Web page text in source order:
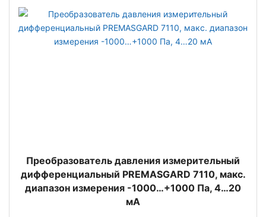
Преобразователь давления измерительный
дифференциальный PREMASGARD 7110, макс.
диапазон измерения -1000…+1000 Па, 4…20
мА